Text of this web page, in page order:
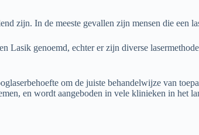
zijn. In de meeste gevallen zijn mensen die een
Lasik genoemd, echter er zijn diverse
om de juiste behandelwijze van
en wordt aangeboden in vele klinieken in het